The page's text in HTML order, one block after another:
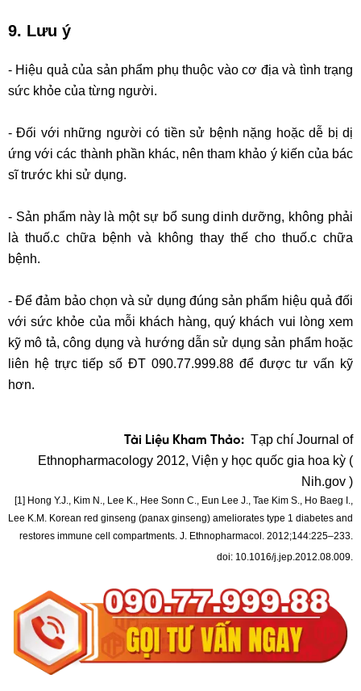
9. Lưu ý
- Hiệu quả của sản phẩm phụ thuộc vào cơ địa và tình trạng
sức khỏe của từng người.
- Đối với những người có tiền sử bệnh nặng hoặc dễ bị dị
ứng với các thành phần khác, nên tham khảo ý kiến của bác
sĩ trước khi sử dụng.
- Sản phẩm này là một sự bổ sung dinh dưỡng, không phải
là thuố.c chữa bệnh và không thay thế cho thuố.c chữa
bệnh.
- Để đảm bảo chọn và sử dụng đúng sản phẩm hiệu quả đối
với sức khỏe của mỗi khách hàng, quý khách vui lòng xem
kỹ mô tả, công dụng và hướng dẫn sử dụng sản phẩm hoặc
liên hệ trực tiếp số ĐT 090.77.999.88 để được tư vấn kỹ
hơn.
Tài Liệu Kham Thảo: Tạp chí Journal of
Ethnopharmacology 2012, Viện y học quốc gia hoa kỳ (
Nih.gov )
[1] Hong Y.J., Kim N., Lee K., Hee Sonn C., Eun Lee J., Tae Kim S., Ho Baeg I.,
Lee K.M. Korean red ginseng (panax ginseng) ameliorates type 1 diabetes and
restores immune cell compartments. J. Ethnopharmacol. 2012;144:225–233.
doi: 10.1016/j.jep.2012.08.009.